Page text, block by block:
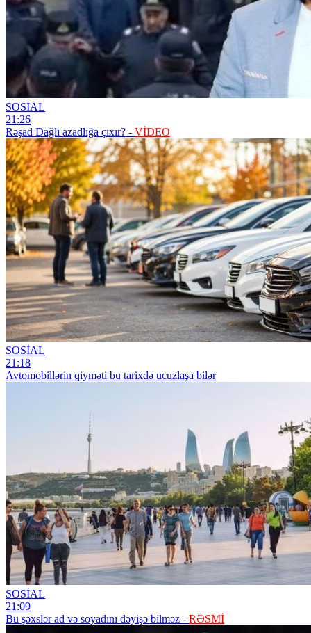
SOSİAL
21:26
Rəşad Dağlı azadlığa çıxır? - VİDEO
SOSİAL
21:18
Avtomobillərin qiyməti bu tarixdə ucuzlaşa bilər
SOSİAL
21:09
Bu şəxslər ad və soyadını dəyişə bilməz - RƏSMİ